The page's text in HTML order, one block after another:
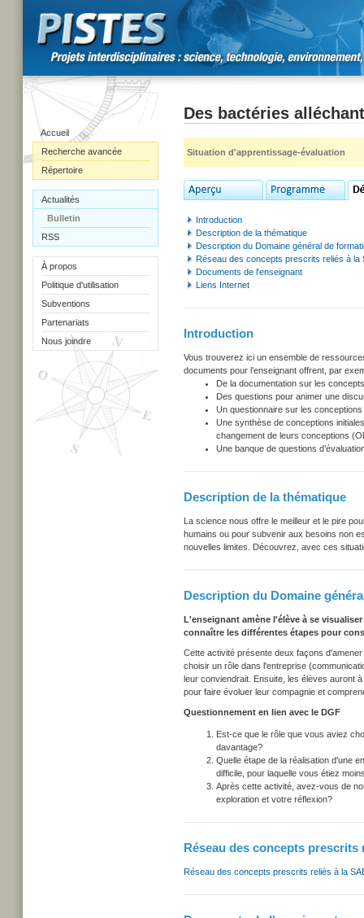
Accueil
Recherche avancée
Répertoire
Actualités
Bulletin
RSS
À propos
Politique d'utilisation
Subventions
Partenariats
Nous joindre
Des bactéries
Situation d'apprentissage-évaluation
Introduction
Description de la thématique
Description du Domaine général de
Réseau des concepts prescrits reliés à la
Documents de l'enseignant
Liens Internet
Introduction
Vous trouverez ici un ensemble de
documents pour l’enseignant offrent, par
De la documentation sur les
Des questions pour animer une
Un questionnaire sur les
Une synthèse de conceptions
changement de leurs conceptions
Une banque de questions
Description de la thématique
La science nous offre le meilleur et le pire
humains ou pour subvenir aux besoins non
nouvelles limites. Découvrez, avec ces
Description du Domaine
L'enseignant amène l'élève à se
connaître les différentes étapes pour
Cette activité présente deux façons
choisir un rôle dans l'entreprise
leur conviendrait. Ensuite, les élèves auront
pour faire évoluer leur compagnie et
Questionnement en lien avec le DGF
Est-ce que le rôle que vous aviez
davantage?
Quelle étape de la réalisation d'une
difficile, pour laquelle vous étiez
Après cette activité, avez-vous de
exploration et votre réflexion?
Réseau des concepts prescrits
Réseau des concepts prescrits reliés à la